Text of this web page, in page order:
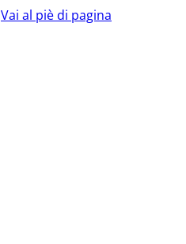
Vai al piè di pagina